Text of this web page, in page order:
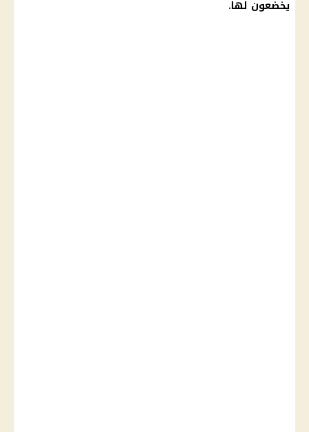
يخضعون لها.